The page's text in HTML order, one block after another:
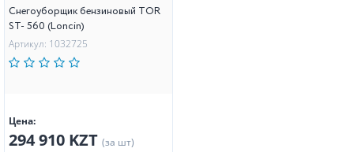
Снегоуборщик бензиновый TOR
ST- 560 (Loncin)
Артикул: 1032725
Цена:
294 910 KZT (за шт)